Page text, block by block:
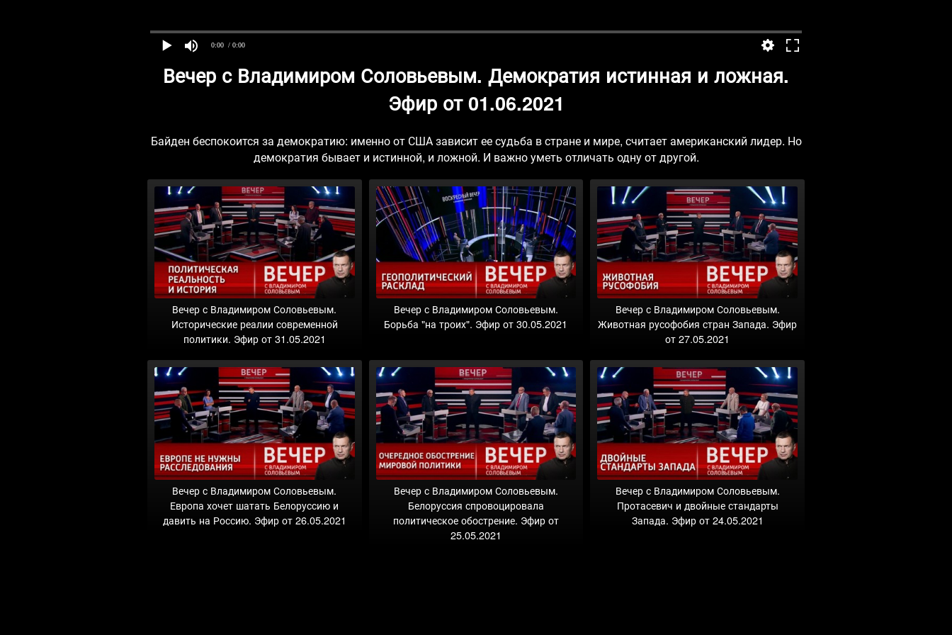
0:00 / 0:00
Вечер с Владимиром Соловьевым. Демократия истинная и ложная.
Эфир от 01.06.2021
Байден беспокоится за демократию: именно от США зависит ее судьба в стране и мире, считает американский лидер. Но
демократия бывает и истинной, и ложной. И важно уметь отличать одну от другой.
Вечер с Владимиром Соловьевым.
Исторические реалии современной
политики. Эфир от 31.05.2021
Вечер с Владимиром Соловьевым.
Борьба "на троих". Эфир от 30.05.2021
Вечер с Владимиром Соловьевым.
Животная русофобия стран Запада. Эфир
от 27.05.2021
Вечер с Владимиром Соловьевым.
Европа хочет шатать Белоруссию и
давить на Россию. Эфир от 26.05.2021
Вечер с Владимиром Соловьевым.
Белоруссия спровоцировала
политическое обострение. Эфир от
25.05.2021
Вечер с Владимиром Соловьевым.
Протасевич и двойные стандарты
Запада. Эфир от 24.05.2021